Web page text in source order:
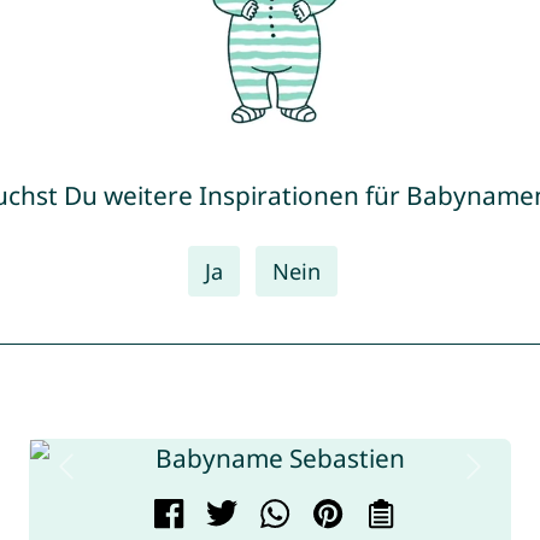
Du weitere Inspirationen für
Ja Nein